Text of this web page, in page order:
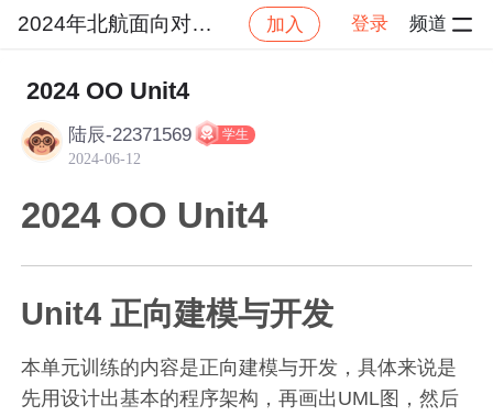
2024年北航面向对象设计与构造 加入 登录 频道
社区 2024年北航面向对象设计与构造
2024 OO Unit4
陆辰-22371569 学生
2024-06-12
2024 OO Unit4
Unit4 正向建模与开发
本单元训练的内容是正向建模与开发，具体来说是
先用设计出基本的程序架构，再画出UML图，然后